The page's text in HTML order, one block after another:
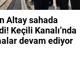
Altay sahada
Keçili Kanalı’nda
devam ediyor